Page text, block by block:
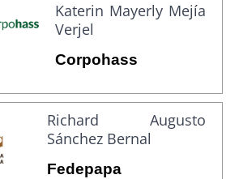
Katerin Mayerly Mejía
Verjel
Corpohass
Richard Augusto
Sánchez Bernal
Fedepapa